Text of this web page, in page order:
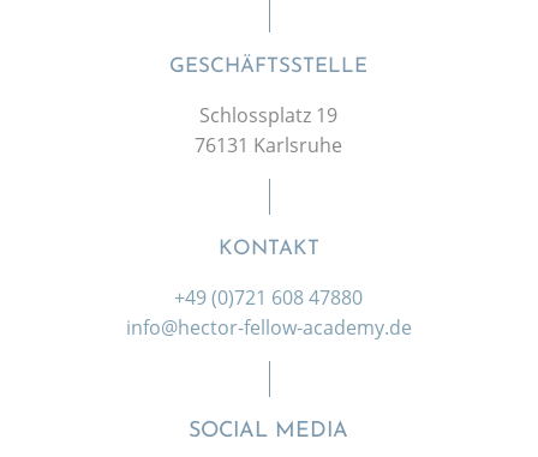
GESCHÄFTSSTELLE
Schlossplatz 19
76131 Karlsruhe
KONTAKT
+49 (0)721 608 47880
info@hector-fellow-academy.de
SOCIAL MEDIA